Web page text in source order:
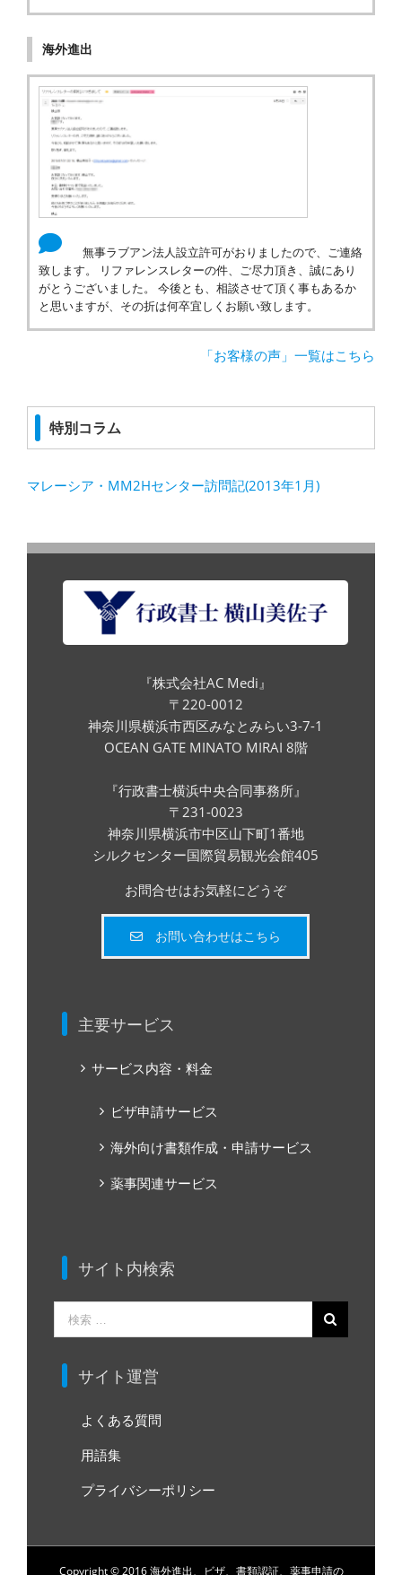
海外進出
無事ラブアン法人設立許可がおりましたので、ご連絡
致します。 リファレンスレターの件、ご尽力頂き、誠にあり
がとうございました。 今後とも、相談させて頂く事もあるか
と思いますが、その折は何卒宜しくお願い致します。
「お客様の声」一覧はこちら
特別コラム
マレーシア・MM2Hセンター訪問記(2013年1月)
『株式会社AC Medi』
〒220-0012
神奈川県横浜市西区みなとみらい3-7-1
OCEAN GATE MINATO MIRAI 8階
『行政書士横浜中央合同事務所』
〒231-0023
神奈川県横浜市中区山下町1番地
シルクセンター国際貿易観光会館405
お問合せはお気軽にどうぞ
お問い合わせはこちら
主要サービス
サービス内容・料金
ビザ申請サービス
海外向け書類作成・申請サービス
薬事関連サービス
サイト内検索
索
サイト運営
よくある質問
用語集
プライバシーポリシー
Copyright © 2016 海外進出、ビザ、書類認証、薬事申請の